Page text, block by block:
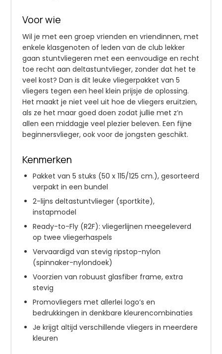
Voor wie
Wil je met een groep vrienden en vriendinnen, met
enkele klasgenoten of leden van de club lekker
gaan stuntvliegeren met een eenvoudige en recht
toe recht aan deltastuntvlieger, zonder dat het te
veel kost? Dan is dit leuke vliegerpakket van 5
vliegers tegen een heel klein prijsje de oplossing.
Het maakt je niet veel uit hoe de vliegers eruitzien,
als ze het maar goed doen zodat jullie met z’n
allen een middagje veel plezier beleven. Een fijne
beginnersvlieger, ook voor de jongsten geschikt.
Kenmerken
Pakket van 5 stuks (50 x 115/125 cm.), gesorteerd
verpakt in een bundel
2-lijns deltastuntvlieger (sportkite),
instapmodel
Ready-to-Fly (R2F): vliegerlijnen meegeleverd
op twee vliegerhaspels
Vervaardigd van stevig ripstop-nylon
(spinnaker-nylondoek)
Voorzien van robuust glasfiber frame, extra
stevig
Promovliegers met allerlei logo’s en
bedrukkingen in denkbare kleurencombinaties
Je krijgt altijd verschillende vliegers in meerdere
kleuren